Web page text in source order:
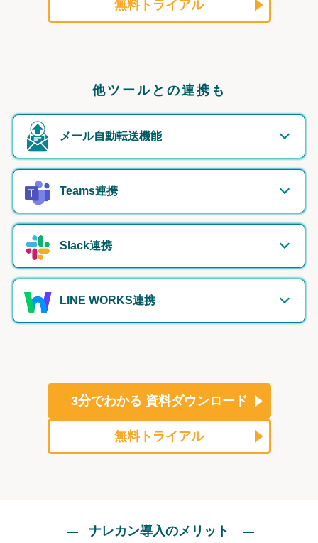
無料トライアル
他ツールとの連携も
メール自動転送機能
Teams連携
Slack連携
LINE WORKS連携
3分でわかる 資料ダウンロード
無料トライアル
ナレカン導入のメリット